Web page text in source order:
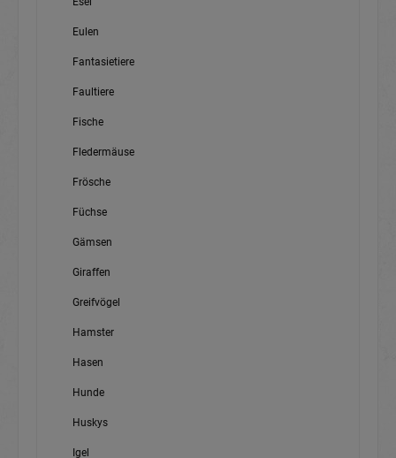
Eulen
Fantasietiere
Faultiere
Fische
Fledermäuse
Frösche
Füchse
Gämsen
Giraffen
Greifvögel
Hamster
Hasen
Hunde
Huskys
Igel